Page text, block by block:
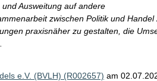
Ausweitung auf andere
zwischen Politik und Handel
praxisnäher zu gestalten, die
e.V. (BVLH) (R002657) am